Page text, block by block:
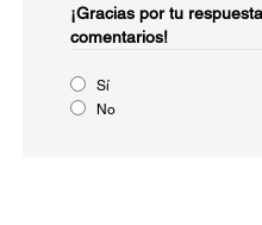
¡Gracias por tu
comentarios!
Sí
No